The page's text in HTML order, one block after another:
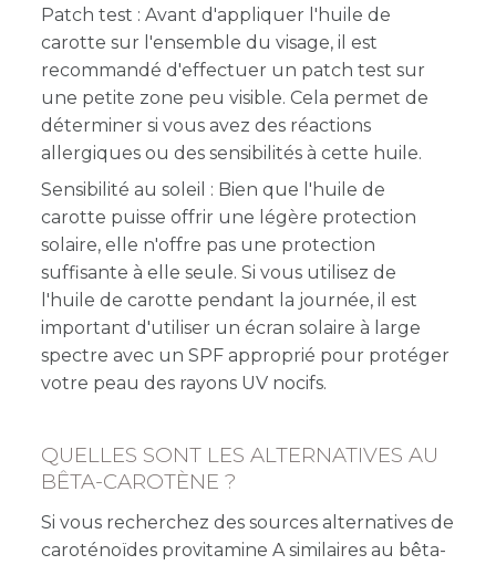
Patch test : Avant d'appliquer l'huile de
carotte sur l'ensemble du visage, il est
recommandé d'effectuer un patch test sur
une petite zone peu visible. Cela permet de
déterminer si vous avez des réactions
allergiques ou des sensibilités à cette huile.
Sensibilité au soleil : Bien que l'huile de
carotte puisse offrir une légère protection
solaire, elle n'offre pas une protection
suffisante à elle seule. Si vous utilisez de
l'huile de carotte pendant la journée, il est
important d'utiliser un écran solaire à large
spectre avec un SPF approprié pour protéger
votre peau des rayons UV nocifs.
QUELLES SONT LES ALTERNATIVES AU
BÊTA-CAROTÈNE ?
Si vous recherchez des sources alternatives de
caroténoïdes provitamine A similaires au bêta-